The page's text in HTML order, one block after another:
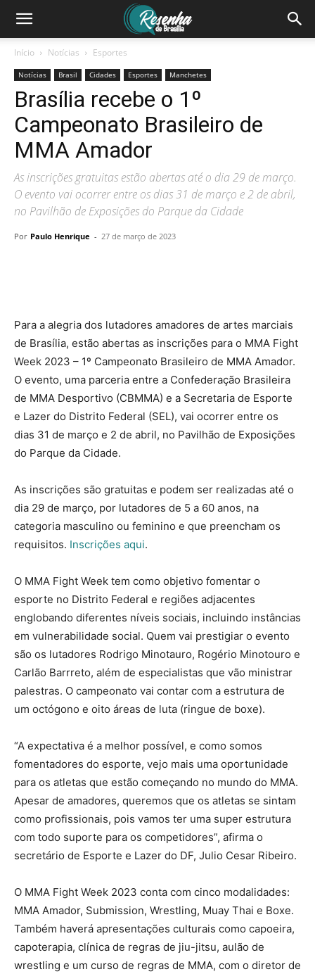
Início Notícias Esportes
Notícias Brasil Cidades Esportes Manchetes
Brasília recebe o 1º
Campeonato Brasileiro de
MMA Amador
As inscrições gratuitas estão abertas até o dia 29 de março.
O evento vai ocorrer entre os dias 31 de março e 2 de abril,
no Pavilhão de Exposições do Parque da Cidade
Por Paulo Henrique - 27 de março de 2023
Para a alegria dos lutadores amadores de artes marciais
de Brasília, estão abertas as inscrições para o MMA Fight
Week 2023 – 1º Campeonato Brasileiro de MMA Amador.
O evento, uma parceria entre a Confederação Brasileira
de MMA Desportivo (CBMMA) e a Secretaria de Esporte
e Lazer do Distrito Federal (SEL), vai ocorrer entre os
dias 31 de março e 2 de abril, no Pavilhão de Exposições
do Parque da Cidade.
As inscrições são gratuitas e podem ser realizadas até o
dia 29 de março, por lutadores de 5 a 60 anos, na
categoria masculino ou feminino e que preencham os
requisitos. Inscrições aqui.
O MMA Fight Week tem como objetivo fomentar o
esporte no Distrito Federal e regiões adjacentes
englobando diferentes níveis sociais, incluindo instâncias
em vulnerabilidade social. Quem vai prestigiar o evento
são os lutadores Rodrigo Minotauro, Rogério Minotouro e
Carlão Barrreto, além de especialistas que vão ministrar
palestras. O campeonato vai contar com a estrutura de
um octógono e oito áreas de luta (ringue de boxe).
“A expectativa é a melhor possível, e como somos
fomentadores do esporte, vejo mais uma oportunidade
para os atletas que estão começando no mundo do MMA.
Apesar de amadores, queremos que os atletas se sintam
como profissionais, pois vamos ter uma super estrutura
com todo suporte para os competidores”, afirma o
secretário de Esporte e Lazer do DF, Julio Cesar Ribeiro.
O MMA Fight Week 2023 conta com cinco modalidades:
MMA Amador, Submission, Wrestling, Muay Thai e Boxe.
Também haverá apresentações culturais como capoeira,
capoterapia, clínica de regras de jiu-jitsu, aulão de
wrestling e um curso de regras de MMA, com o diretor de